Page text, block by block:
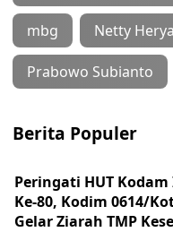
mbg Netty
Prabowo Subianto
Berita Populer
Peringati HUT
Ke-80, Kodim 0614/
Gelar Ziarah TMP